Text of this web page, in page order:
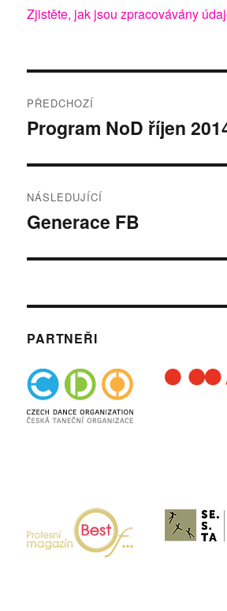
Zjistěte, jak jsou zpracovávány
pro
PŘEDCHOZÍ
Předchozí
Program NoD říjen
NÁSLEDUJÍCÍ
Následující
Generace FB
PARTNEŘI